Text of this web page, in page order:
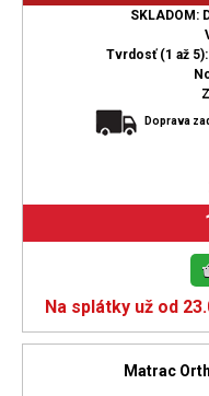
SKLADOM:
Tvrdosť (1 až
Doprava
Na splátky už od
Matrac